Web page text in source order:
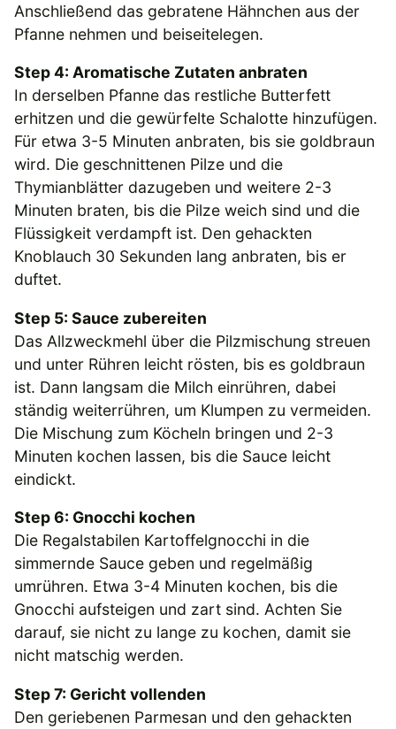
Anschließend das gebratene Hähnchen aus der
Pfanne nehmen und beiseitelegen.
Step 4: Aromatische Zutaten anbraten
In derselben Pfanne das restliche Butterfett
erhitzen und die gewürfelte Schalotte hinzufügen.
Für etwa 3-5 Minuten anbraten, bis sie goldbraun
wird. Die geschnittenen Pilze und die
Thymianblätter dazugeben und weitere 2-3
Minuten braten, bis die Pilze weich sind und die
Flüssigkeit verdampft ist. Den gehackten
Knoblauch 30 Sekunden lang anbraten, bis er
duftet.
Step 5: Sauce zubereiten
Das Allzweckmehl über die Pilzmischung streuen
und unter Rühren leicht rösten, bis es goldbraun
ist. Dann langsam die Milch einrühren, dabei
ständig weiterrühren, um Klumpen zu vermeiden.
Die Mischung zum Köcheln bringen und 2-3
Minuten kochen lassen, bis die Sauce leicht
eindickt.
Step 6: Gnocchi kochen
Die Regalstabilen Kartoffelgnocchi in die
simmernde Sauce geben und regelmäßig
umrühren. Etwa 3-4 Minuten kochen, bis die
Gnocchi aufsteigen und zart sind. Achten Sie
darauf, sie nicht zu lange zu kochen, damit sie
nicht matschig werden.
Step 7: Gericht vollenden
Den geriebenen Parmesan und den gehackten